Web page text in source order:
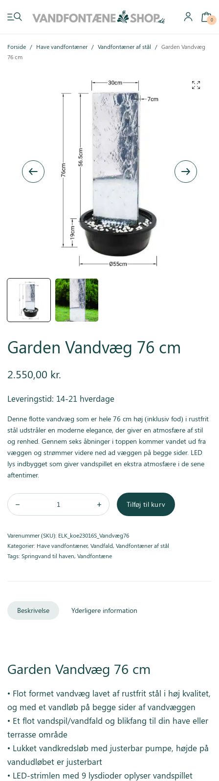
0
Forside / Have vandfontæner / Vandfontæner af stål / Garden Vandvæg
76 cm
Garden Vandvæg 76 cm
2.550,00 kr.
Leveringstid: 14-21 hverdage
Denne flotte vandvæg som er hele 76 cm høj (inklusiv fod) i rustfrit
stål udstråler en moderne elegance, der giver en atmosfære af stil
og renhed. Gennem seks åbninger i toppen kommer vandet ud fra
væggen og strømmer videre ned ad væggen på begge sider. LED
lys indbygget som giver vandspillet en ekstra atmosfære i de sene
aftentimer.
Tilføj til kurv
Varenummer (SKU): ELK_koe23016S_Vandvæg76
Kategorier: Have vandfontæner, Vandfald, Vandfontæner af stål
Tags: Springvand til haven, Vandfontæne
Beskrivelse Yderligere information
Garden Vandvæg 76 cm
• Flot formet vandvæg lavet af rustfrit stål i høj kvalitet,
og med et vandløb på begge sider af vandvæggen
• Et flot vandspil/vandfald og blikfang til din have eller
terrasse område
• Lukket vandkredsløb med justerbar pumpe, højde på
vandudløbet er justerbart
• LED-strimlen med 9 lysdioder oplyser vandspillet
Indendørs vandfontæner
Tilbehør